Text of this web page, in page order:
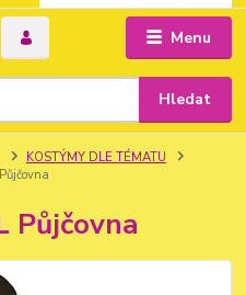
Menu
Hledat
KOSTÝMY DLE TÉMATU
Půjčovna